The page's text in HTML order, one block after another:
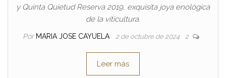
y Quinta Quietud Reserva 2019, exquisita joya enológica
de la viticultura.
Por MARIA JOSE CAYUELA 2 de octubre de 2024 2
Leer más